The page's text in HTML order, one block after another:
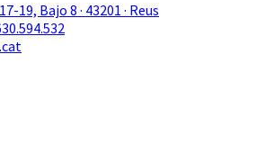
19, Bajo 8 · 43201 · Reus